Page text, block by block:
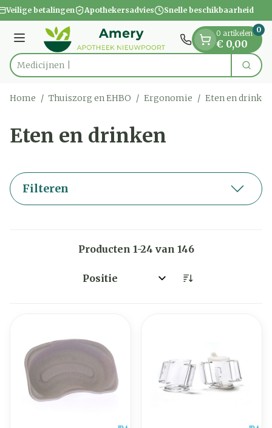
Ga naar de inhoud
1 van 1
Veilige betalingen Apothekersadvies Snelle beschikbaarheid
Menu
Product, merk, categorie... Zoek
0 artikelen
€ 0,00
0
Home / Thuiszorg en EHBO / Ergonomie / Eten en drinken
Eten en drinken
Filteren
Producten 1-24 van 146
Sorteer op: